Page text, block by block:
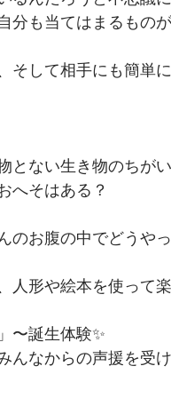
分も当てはまるもの
そして相手にも簡単
とない生き物のちが
へそはある？
のお腹の中でどうや
人形や絵本を使って
〜誕生体験✨
んなからの声援を受